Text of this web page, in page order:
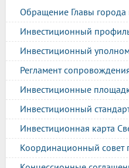
Обращение Главы города
Инвестиционный
Инвестиционный
Регламент
Инвестиционные
Инвестиционный
Инвестиционная карта
Координационный совет